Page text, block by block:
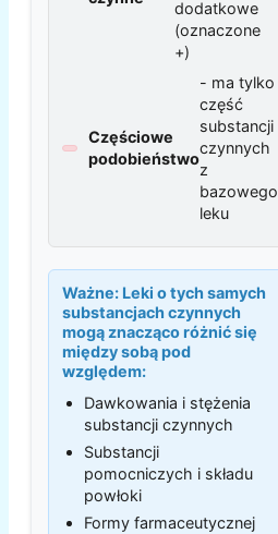
dodatkowe
(oznaczone
+)
Częściowe
podobieństwo
- ma tylko
część
substancji
czynnych
z
bazowego
leku
Ważne: Leki o tych samych
substancjach czynnych
mogą znacząco różnić się
między sobą pod
względem:
Dawkowania i stężenia
substancji czynnych
Substancji
pomocniczych i składu
powłoki
Formy farmaceutycznej